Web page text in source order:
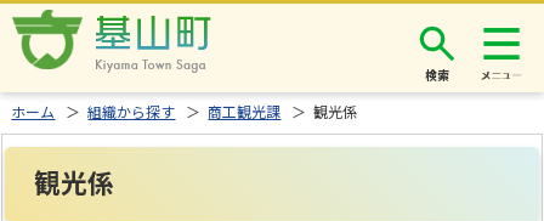
検索
ホーム ＞組織から探す ＞商工観光課 ＞ 観光係
観光係